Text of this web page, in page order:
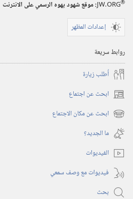
JW.ORG®
:‏ موقع شهود يهوه الرسمي على الانترنت
إعدادات المظهر
روابط سريعة
أُطلب زيارة
ابحث عن اجتماع (يفتح
نافذة ابحث عن مكان الاجتماع (يفتح
نافذة
جديدة)
ما الجديد؟‏
الفيديوات
فيديوات مع وصف سمعي
بحث